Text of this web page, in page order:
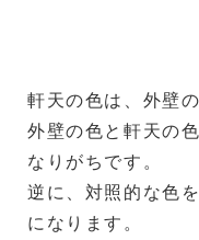
軒天の色は、外壁
外壁の色と軒天の
なりがちです。
逆に、対照的な色
になります。